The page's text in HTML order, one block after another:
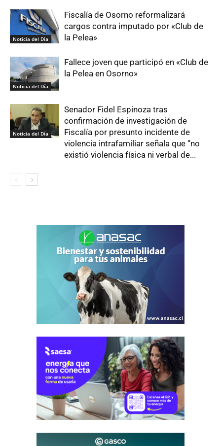
Noticia del Día
Fiscalía de Osorno reformalizará
cargos contra imputado por «Club de
la Pelea»
Noticia del Día
Fallece joven que participó en «Club de
la Pelea en Osorno»
Noticia del Día
Senador Fidel Espinoza tras
confirmación de investigación de
Fiscalía por presunto incidente de
violencia intrafamiliar señala que “no
existió violencia física ni verbal de...